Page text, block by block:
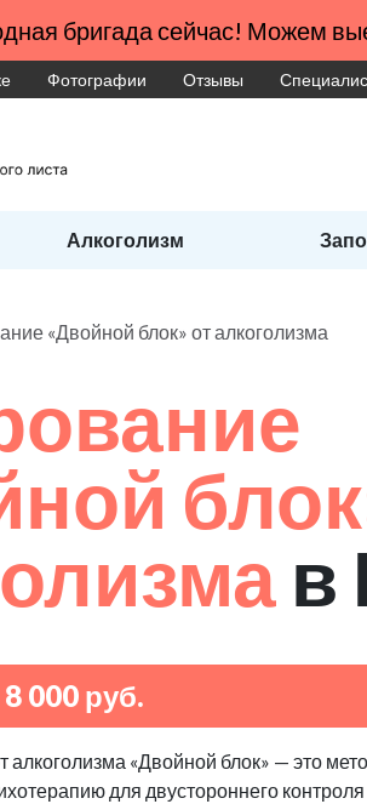
бригада сейчас! Можем
Фотографии Отзывы
Алкоголизм
«Двойной блок» от алкоголизма
в
000 руб.
алкоголизма «Двойной блок» — это
для двустороннего